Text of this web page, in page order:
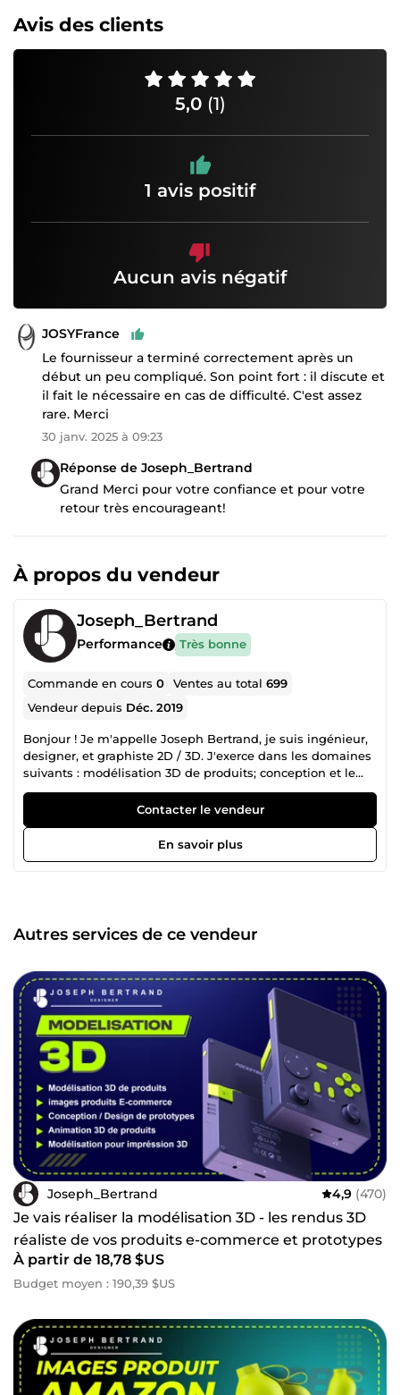
Avis des clients
5,0 (1)
1 avis positif
Aucun avis négatif
JOSYFrance
Le fournisseur a terminé correctement après un
début un peu compliqué. Son point fort : il discute et
il fait le nécessaire en cas de difficulté. C'est assez
rare. Merci
30 janv. 2025 à 09:23
Réponse de Joseph_Bertrand
Grand Merci pour votre confiance et pour votre
retour très encourageant!
À propos du vendeur
Joseph_Bertrand
Performance Très bonne
Commande en cours0 Ventes au total699
Vendeur depuis Déc. 2019
Bonjour ! Je m'appelle Joseph Bertrand, je suis ingénieur,
designer, et graphiste 2D / 3D. J'exerce dans les domaines
suivants : modélisation 3D de produits; conception et le
design de produits; création d'images produit de qualité
pour le e-commerce ; création d'images de fiche produit
(listing Amazon et Contenu A+ / EBC ); création de Manuel
d'utilisation ou guide d'utilisation; création de catalogue
de produits et services ; création d'images grâce à
l'esthétique visuelle, la technologie, et les intelligences
artificielles. Contactez moi si vous recherchez des
Contacter le vendeur
En savoir plus
Autres services de ce vendeur
Joseph_Bertrand 4,9 (470)
Je vais réaliser la modélisation 3D - les rendus 3D
réaliste de vos produits e-commerce et prototypes
À partir de 18,78 $US
Budget moyen : 190,39 $US